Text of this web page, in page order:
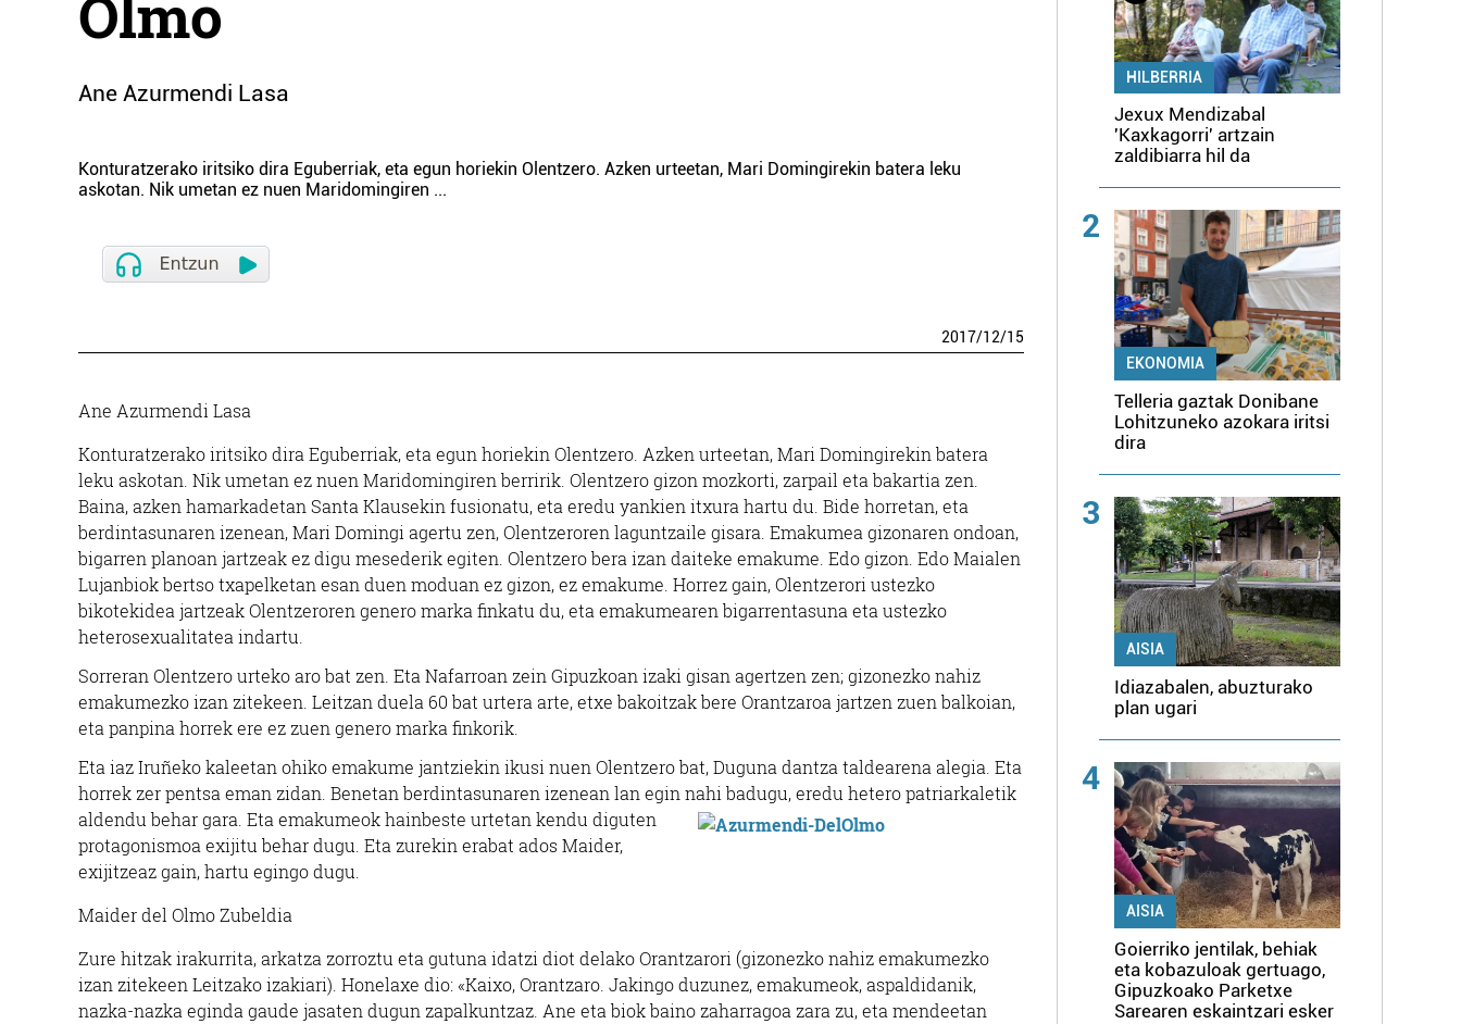
Olmo
Ane Azurmendi Lasa
Konturatzerako iritsiko dira Eguberriak, eta egun horiekin Olentzero. Azken urteetan, Mari Domingirekin batera leku
askotan. Nik umetan ez nuen Maridomingiren ...
2017/12/15
Ane Azurmendi Lasa
Konturatzerako iritsiko dira Eguberriak, eta egun horiekin Olentzero. Azken urteetan, Mari Domingirekin batera
leku askotan. Nik umetan ez nuen Maridomingiren berririk. Olentzero gizon mozkorti, zarpail eta bakartia zen.
Baina, azken hamarkadetan Santa Klausekin fusionatu, eta eredu yankien itxura hartu du. Bide horretan, eta
berdintasunaren izenean, Mari Domingi agertu zen, Olentzeroren laguntzaile gisara. Emakumea gizonaren ondoan,
bigarren planoan jartzeak ez digu mesederik egiten. Olentzero bera izan daiteke emakume. Edo gizon. Edo Maialen
Lujanbiok bertso txapelketan esan duen moduan ez gizon, ez emakume. Horrez gain, Olentzerori ustezko
bikotekidea jartzeak Olentzeroren genero marka finkatu du, eta emakumearen bigarrentasuna eta ustezko
heterosexualitatea indartu.
Sorreran Olentzero urteko aro bat zen. Eta Nafarroan zein Gipuzkoan izaki gisan agertzen zen; gizonezko nahiz
emakumezko izan zitekeen. Leitzan duela 60 bat urtera arte, etxe bakoitzak bere Orantzaroa jartzen zuen balkoian,
eta panpina horrek ere ez zuen genero marka finkorik.
Eta iaz Iruñeko kaleetan ohiko emakume jantziekin ikusi nuen Olentzero bat, Duguna dantza taldearena alegia. Eta
horrek zer pentsa eman zidan. Benetan berdintasunaren izenean lan egin nahi badugu, eredu hetero patriarkaletik
aldendu behar gara. Eta emakumeok hainbeste urtetan kendu diguten
protagonismoa exijitu behar dugu. Eta zurekin erabat ados Maider,
exijitzeaz gain, hartu egingo dugu.
Maider del Olmo Zubeldia
Zure hitzak irakurrita, arkatza zorroztu eta gutuna idatzi diot delako Orantzarori (gizonezko nahiz emakumezko
izan zitekeen Leitzako izakiari). Honelaxe dio: «Kaixo, Orantzaro. Jakingo duzunez, emakumeok, aspaldidanik,
nazka-nazka eginda gaude jasaten dugun zapalkuntzaz. Ane eta biok baino zaharragoa zara zu, eta mendeetan
HILBERRIA
Jexux Mendizabal
'Kaxkagorri' artzain
zaldibiarra hil da
2
EKONOMIA
Telleria gaztak Donibane
Lohitzuneko azokara iritsi
dira
3
AISIA
Idiazabalen, abuzturako
plan ugari
4
AISIA
Goierriko jentilak, behiak
eta kobazuloak gertuago,
Gipuzkoako Parketxe
Sarearen eskaintzari esker